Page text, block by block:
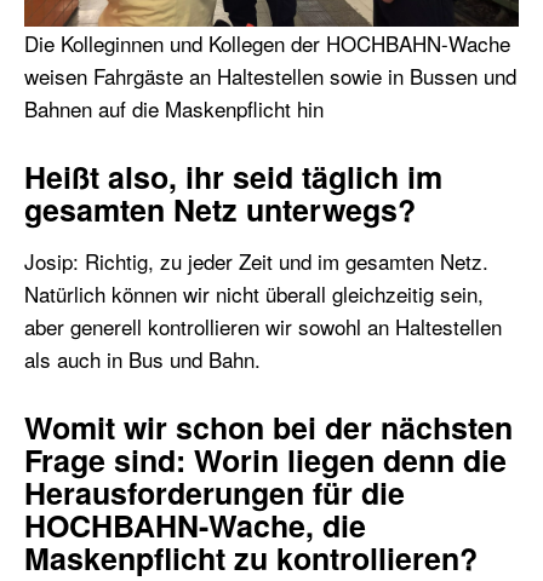
Die Kolleginnen und Kollegen der HOCHBAHN-Wache
weisen Fahrgäste an Haltestellen sowie in Bussen und
Bahnen auf die Maskenpflicht hin
Heißt also, ihr seid täglich im
gesamten Netz unterwegs?
Josip: Richtig, zu jeder Zeit und im gesamten Netz.
Natürlich können wir nicht überall gleichzeitig sein,
aber generell kontrollieren wir sowohl an Haltestellen
als auch in Bus und Bahn.
Womit wir schon bei der nächsten
Frage sind: Worin liegen denn die
Herausforderungen für die
HOCHBAHN-Wache, die
Maskenpflicht zu kontrollieren?